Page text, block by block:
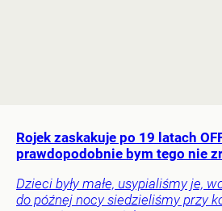
Rojek zaskakuje po 19 latach
prawdopodobnie bym tego nie
Dzieci były małe, usypialiśmy je,
do późnej nocy siedzieliśmy przy